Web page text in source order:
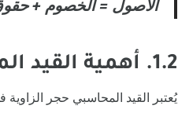
الأصول = الخصوم +
1.2. أهمية القيد المحاسبي
يُعتبر القيد المحاسبي حجر